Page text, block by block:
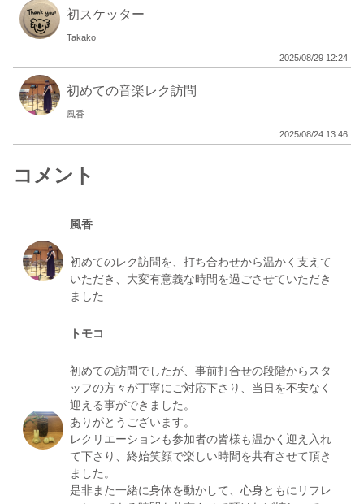
初スケッター
Takako
2025/08/29 12:24
初めての音楽レク訪問
風香
2025/08/24 13:46
コメント
風香
初めてのレク訪問を、打ち合わせから温かく支えて
いただき、大変有意義な時間を過ごさせていただき
トモコ
初めての訪問でしたが、事前打合せの段階からスタ
ッフの方々が丁寧にご対応下さり、当日を不安なく
迎える事ができました。
ありがとうございます。
レクリエーションも参加者の皆様も温かく迎え入れ
て下さり、終始笑顔で楽しい時間を共有させて頂き
ました。
是非また一緒に身体を動かして、心身ともにリフレ